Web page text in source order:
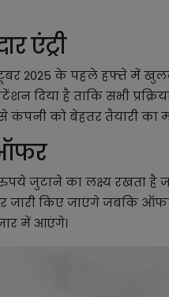
एंट्री
2025 के पहले हफ्ते में
दिया है ताकि सभी
को बेहतर तैयारी का
जुटाने का लक्ष्य रखता है
जारी किए जाएंगे जबकि
में आएंगे।